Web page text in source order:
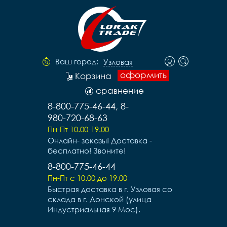
Ваш город: Узловая
оформить
Корзина
сравнение
8-800-775-46-44, 8-
980-720-68-63
Пн-Пт 10.00-19.00
Онлайн- заказы! Доставка -
бесплатно! Звоните!
8-800-775-46-44
Пн-Пт с 10.00 до 19.00
Быстрая доставка в г. Узловая со
склада в г. Донской (улица
Индустриальная 9 Мос).